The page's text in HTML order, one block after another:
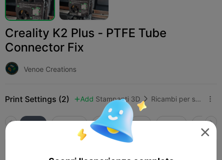
Creality K2 Plus - PTFE Tube
Connector Fix
Venoe Creations
Print Settings (2)  Add Stampanti 3D  Ricambi per stampanti 3D 
Tutti K2 Plus K2 Pro K2 K2 SE
